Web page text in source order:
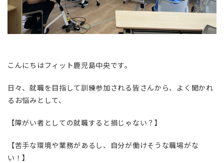
こんにちはフィット鹿児島中央です。
日々、就職を目指して訓練参加される皆さんから、よく聞かれ
るお悩みとして、
【障がい者としての就職すると損じゃない？】
【苦手な環境や業務があるし、自分が働けそうな職場がな
い！】